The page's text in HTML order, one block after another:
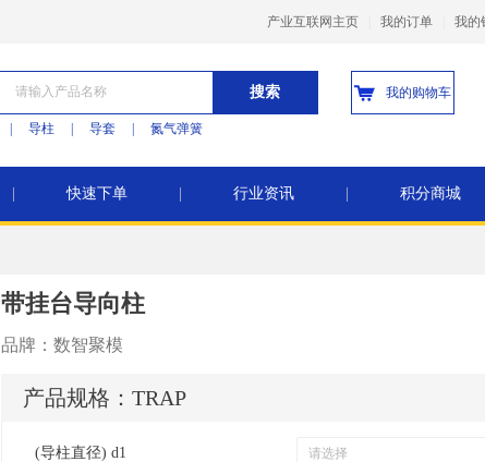
产业互联网主页 我的订单 我的
搜索
导柱 导套 氮气弹簧
我的购物车
快速下单 行业资讯 积分商城
带挂台导向柱
品牌： 数智聚模
产品规格： TRAP
(导柱直径) d1